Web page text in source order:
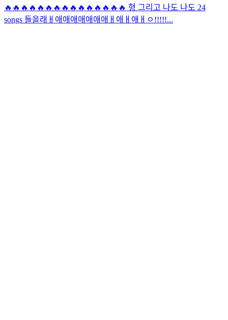
🔥🔥🔥🔥🔥🔥🔥🔥🔥🔥🔥🔥🔥🔥🔥 형 그리고 나도 나도 24
songs 들을래ㅐ애애애애애애애ㅐ애ㅐ애ㅐㅇ!!!!!...